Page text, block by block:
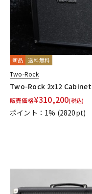
中古
新品 送料無料
Two-Rock
Two-Rock 2x12 Cabinet
販売価格¥310,200(税込)
ポイント：1% (2820pt)